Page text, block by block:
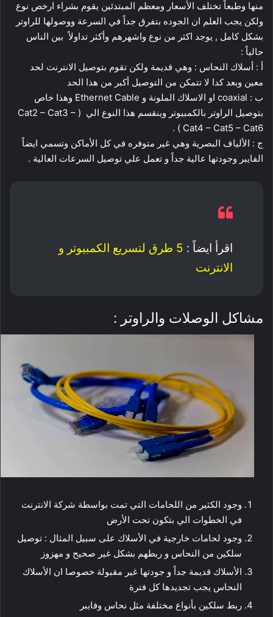
منها وطبعاً تختلف الأسعار ومعظم المبتدئين يقوم بشراء ارخص نوع
ولكن يجب العلم ان الجوده بتفرق جداً في السرعة ووصولها للراوتر
بشكل كامل , يوجد اكثر من نوع واشهرهم وأكثر تداولاً بين الناس
حالياً :
أ : أسلاك النحاس : وهي قديمة ولكن تقوم بتوصيل الانترنت لحد
معين وبعد كدا لا تتمكن من التوصيل أكبر من هذا الحد
ب : coaxial او الاسلاك الملونة و Ethernet Cable وهذا خاص
بتوصيل الراوتر بالكمبيوتر وينقسم هذا النوع الي ( Cat2 – Cat3 –
Cat4 – Cat5 – Cat6 ) .
ج : الألياف البصرية وهي غير متوفره في كل الأماكن وتسمي ايضاً
الفايبر وجودتها عالية جداً و تعمل علي توصيل السرعات العالية .
اقرأ ايضاً :
5 طرق لتسريع الكمبيوتر و
الانترنت
مشاكل الوصلات والراوتر :
وجود الكثير من اللحامات التي تمت بواسطة شركة الانترنت
في الخطوات الي بتكون تحت الأرض
وجود لحامات خارجية في الأسلاك على سبيل المثال : توصيل
سلكين من النحاس و ربطهم بشكل غير صحيح و مهزوز
الأسلاك قديمة جداً و جودتها غير مقبولة خصوصا ان الأسلاك
النحاس يجب تجديدها كل فترة
ربط سلكين بأنواع مختلفة مثل نحاس وفايبر